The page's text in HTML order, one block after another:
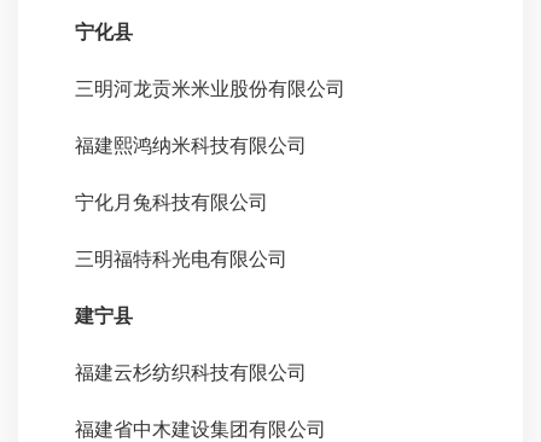
宁化县
三明河龙贡米米业股份有限公司
福建熙鸿纳米科技有限公司
宁化月兔科技有限公司
三明福特科光电有限公司
建宁县
福建云杉纺织科技有限公司
福建省中木建设集团有限公司